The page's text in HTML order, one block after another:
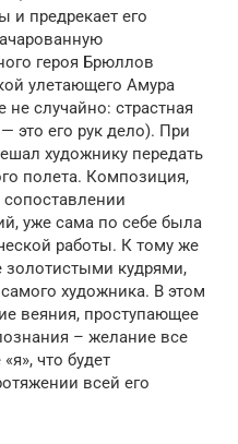
и предрекает его
героя Брюллов
улетающего Амура
случайно: cтрастная
это его рук дело). При
художнику передать
полета. Композиция,
уже сама по себе была
работы. К тому же
кудрями,
художника. В этом
веяния, проступающее
– желание все
что будет
всей его